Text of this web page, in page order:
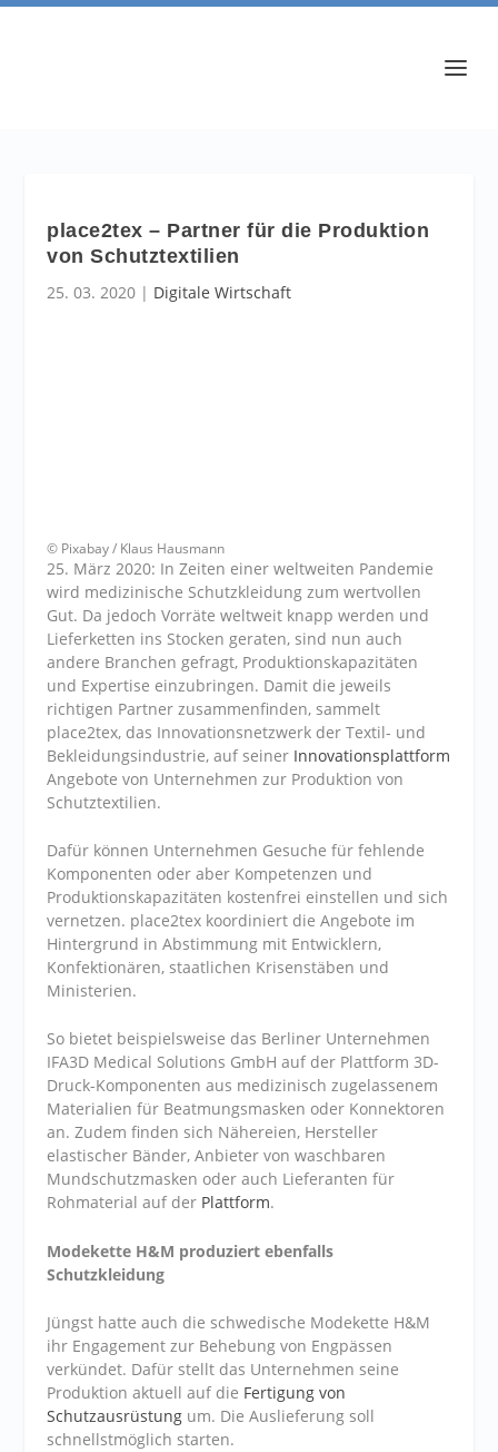
place2tex – Partner für die Produktion
von Schutztextilien
25. 03. 2020 | Digitale Wirtschaft
© Pixabay / Klaus Hausmann
25. März 2020: In Zeiten einer weltweiten Pandemie
wird medizinische Schutzkleidung zum wertvollen
Gut. Da jedoch Vorräte weltweit knapp werden und
Lieferketten ins Stocken geraten, sind nun auch
andere Branchen gefragt, Produktionskapazitäten
und Expertise einzubringen. Damit die jeweils
richtigen Partner zusammenfinden, sammelt
place2tex, das Innovationsnetzwerk der Textil- und
Bekleidungsindustrie, auf seiner Innovationsplattform
Angebote von Unternehmen zur Produktion von
Schutztextilien.
Dafür können Unternehmen Gesuche für fehlende
Komponenten oder aber Kompetenzen und
Produktionskapazitäten kostenfrei einstellen und sich
vernetzen. place2tex koordiniert die Angebote im
Hintergrund in Abstimmung mit Entwicklern,
Konfektionären, staatlichen Krisenstäben und
Ministerien.
So bietet beispielsweise das Berliner Unternehmen
IFA3D Medical Solutions GmbH auf der Plattform 3D-
Druck-Komponenten aus medizinisch zugelassenem
Materialien für Beatmungsmasken oder Konnektoren
an. Zudem finden sich Nähereien, Hersteller
elastischer Bänder, Anbieter von waschbaren
Mundschutzmasken oder auch Lieferanten für
Rohmaterial auf der Plattform.
Modekette H&M produziert ebenfalls
Schutzkleidung
Jüngst hatte auch die schwedische Modekette H&M
ihr Engagement zur Behebung von Engpässen
verkündet. Dafür stellt das Unternehmen seine
Produktion aktuell auf die Fertigung von
Schutzausrüstung um. Die Auslieferung soll
schnellstmöglich starten.